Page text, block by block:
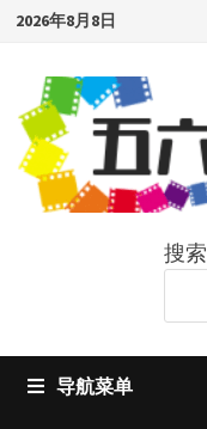
Skip
content
2026年8月8日
搜索
导航菜单